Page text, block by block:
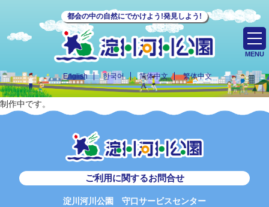
都会の中の自然にでかけよう!発見しよう!
English 한국어 简体中文 繁体中文
MENU
制作中です。
ご利用に関するお問合せ
淀川河川公園 守口サービスセンター